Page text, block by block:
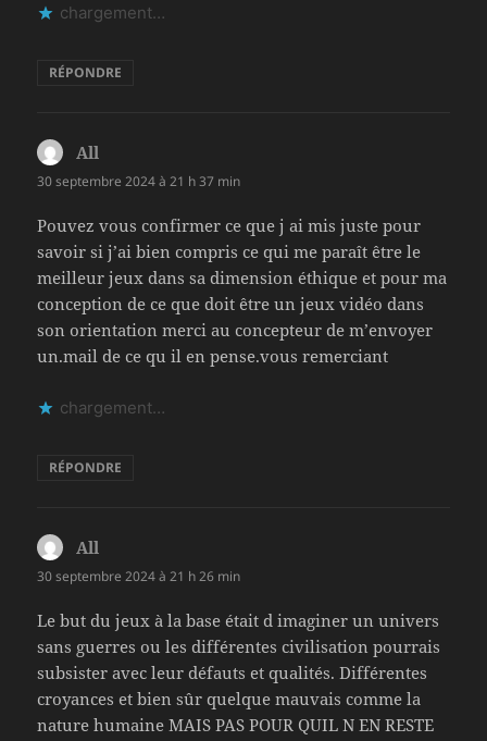
chargement…
RÉPONDRE
All
30 septembre 2024 à 21 h 37 min
Pouvez vous confirmer ce que j ai mis juste pour
savoir si j’ai bien compris ce qui me paraît être le
meilleur jeux dans sa dimension éthique et pour ma
conception de ce que doit être un jeux vidéo dans
son orientation merci au concepteur de m’envoyer
un.mail de ce qu il en pense.vous remerciant
chargement…
RÉPONDRE
All
30 septembre 2024 à 21 h 26 min
Le but du jeux à la base était d imaginer un univers
sans guerres ou les différentes civilisation pourrais
subsister avec leur défauts et qualités. Différentes
croyances et bien sûr quelque mauvais comme la
nature humaine MAIS PAS POUR QUIL N EN RESTE